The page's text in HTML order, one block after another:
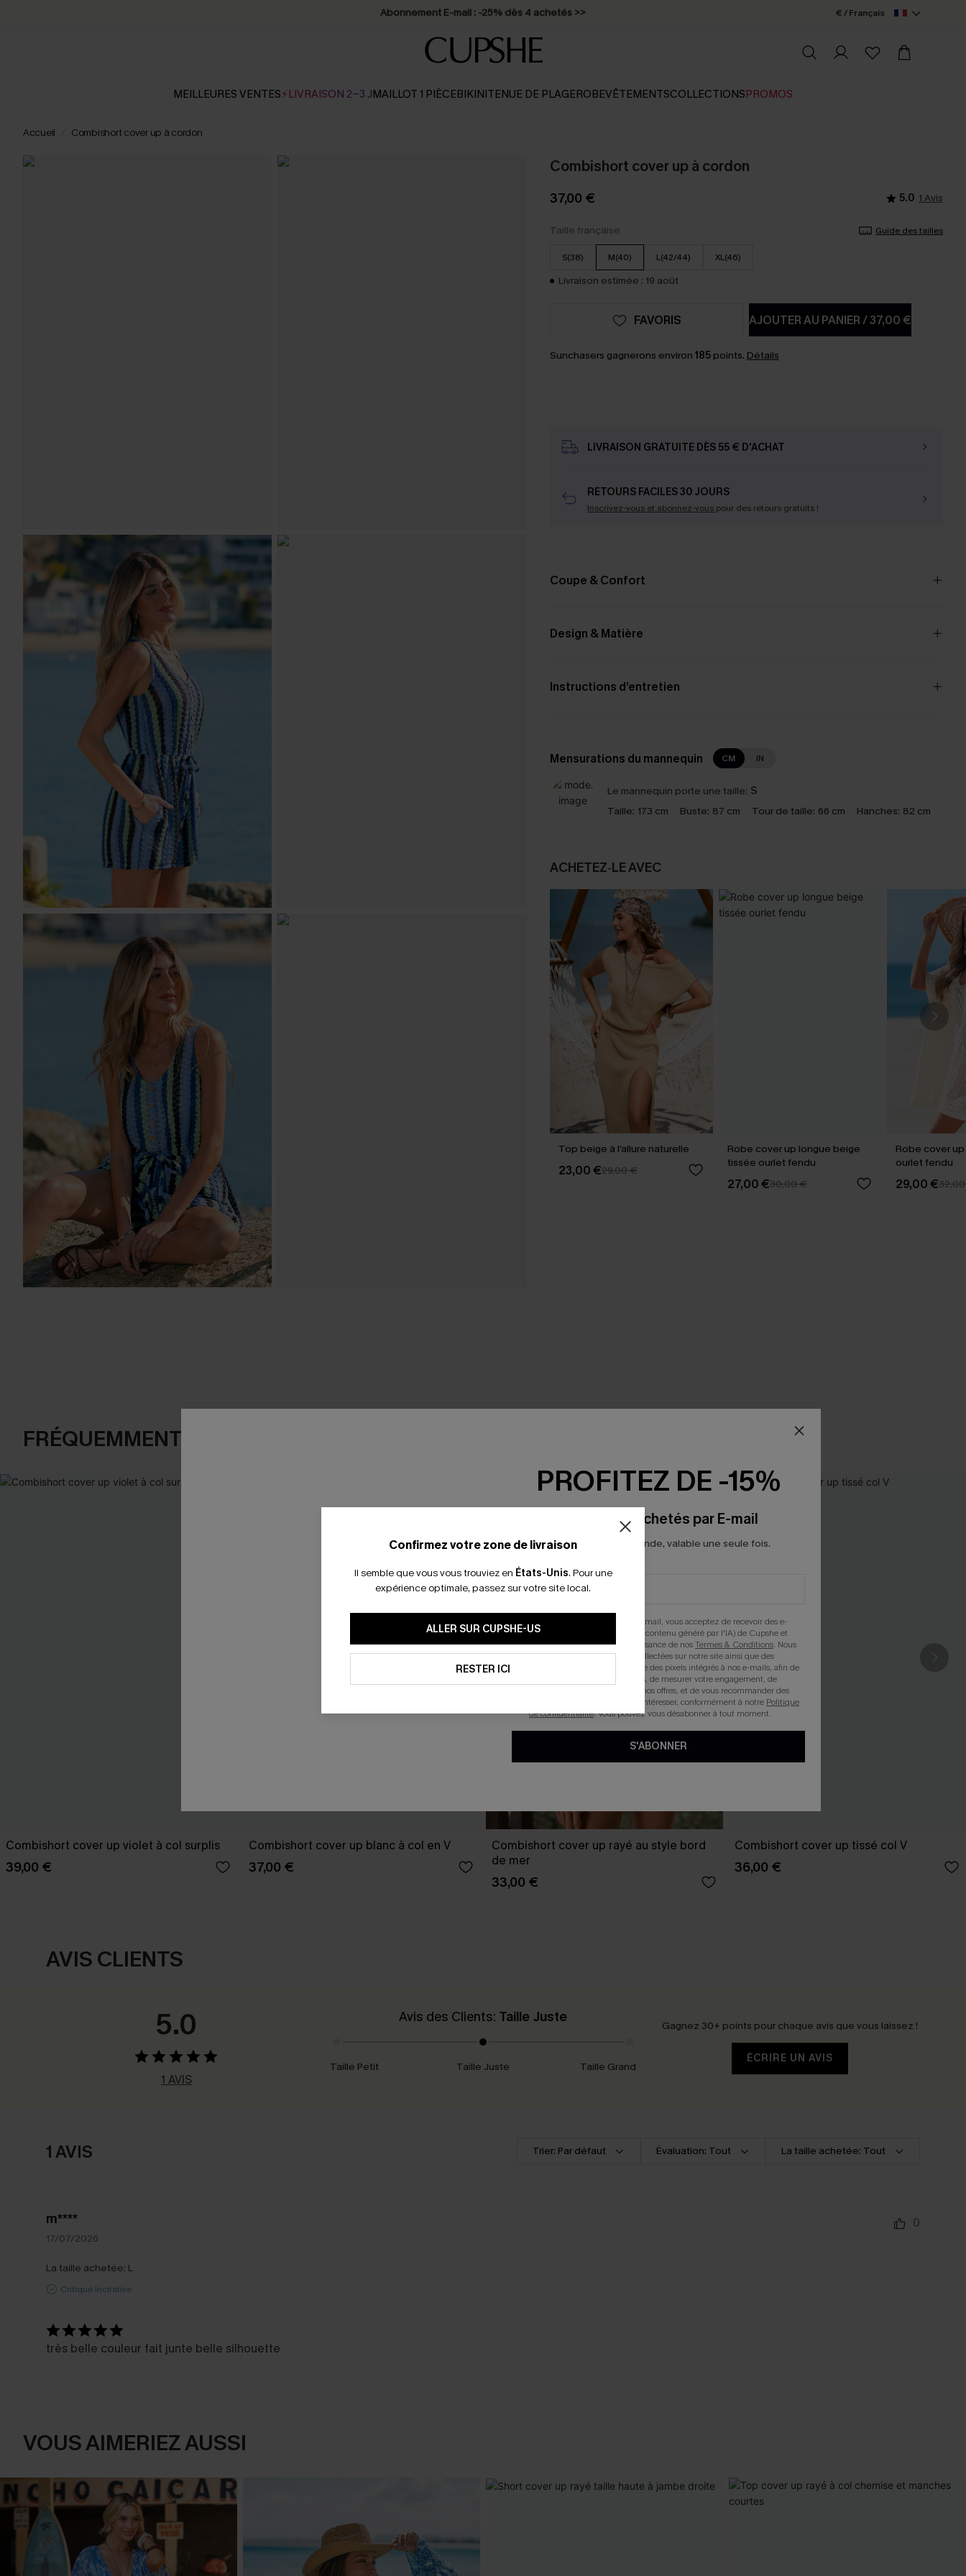
Abonnement E-mail : -25% dès 4 achetés >> € / Français
MEILLEURES VENTES⚡LIVRAISON 2-3 JMAILLOT 1 PIÈCEBIKINITENUE DE PLAGEROBEVÊTEMENTSCOLLECTIONSPROMOS
Accueil Combishort cover up à cordon
Combishort cover up à cordon
37,00 € 5.0 1 Avis
Taille française Guide des tailles
S(38) M(40) L(42/44) XL(46)
Livraison estimée : 19 août
AJOUTER AU PANIER/37,00 €
FAVORIS
Sunchasers gagnerons environ 185points. Détails
LIVRAISON GRATUITE DÈS 55 € D'ACHAT
RETOURS FACILES 30 JOURS
Inscrivez-vous et abonnez-vous pour des retours gratuits !
Coupe & Confort
Design & Matière
Instructions d’entretien
Mensurations du mannequin CM IN
Le mannequin porte une taille: S
Taille: 173 cm Buste: 87 cm Tour de taille: 66 cm Hanches: 82 cm
ACHETEZ‑LE AVEC
Top beige à l’allure naturelle
23,00 €29,00 €
Robe cover up longue beige
tissée ourlet fendu
27,00 €30,00 €
Robe cover
ourlet fendu
29,00 €
FRÉQUEMMENT ACHETÉS ENSEMBLE
Combishort cover up violet à col surplis
39,00 €
Combishort cover up blanc à col en V
37,00 €
Combishort cover up rayé au style bord
de mer
33,00 €
Combishort cover up tissé col V
36,00 €
AVIS CLIENTS
5.0
1 AVIS
Avis des Clients: Taille Juste
Taille Petit Taille Juste Taille Grand
Gagnez 30+ points pour chaque avis que vous laissez !
ÉCRIRE UN AVIS
1 AVIS Trier: Par défaut Évaluation: Tout La taille achetée: Tout
m****
17/07/2026
La taille achetée: L
Critique Incitative
0
très belle couleur fait junte belle silhouette
VOUS AIMERIEZ AUSSI
Confirmez votre zone de livraison
Il semble que vous vous trouviez en États-Unis. Pour une
expérience optimale, passez sur votre site local.
ALLER SUR CUPSHE-US
RESTER ICI
PROFITEZ DE -15%
-15% dès 2 Achetés par E-mail
*Un code par commande, valable une seule fois.
En soumettant votre adresse e-mail, vous acceptez de recevoir des e-
mails marketing (y compris du contenu généré par l'IA) de Cupshe et
reconnaissez avoir pris connaissance de nosTermes & Conditions. Nous
pouvons utiliser les données collectées sur notre site ainsi que des
technologies de suivi, telles que des pixels intégrés à nos e-mails, afin de
savoir si ceux-ci ont été ouverts, de mesurer votre engagement, de
personnaliser nos contenus et nos offres, et de vous recommander des
produits susceptibles de vous intéresser, conformément à notre Politique
de confidentialité. Vous pouvez vous désabonner à tout moment.
S'ABONNER